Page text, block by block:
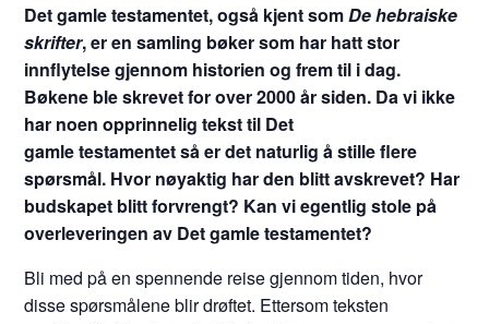
Det gamle testamentet, også kjent somDe hebraiske
skrifter, er en samling bøker som har hatt stor
innflytelse gjennom historien og frem til i dag.
Bøkene ble skrevet for over 2000 år siden. Da vi ikke
har noen opprinnelig tekst til Det
gamle testamentet så er det naturlig å stille flere
spørsmål. Hvor nøyaktig har den blitt avskrevet? Har
budskapet blitt forvrengt? Kan vi egentlig stole på
overleveringen av Det gamle testamentet?
Bli med på en spennende reise gjennom tiden, hvor
disse spørsmålene blir drøftet. Ettersom teksten